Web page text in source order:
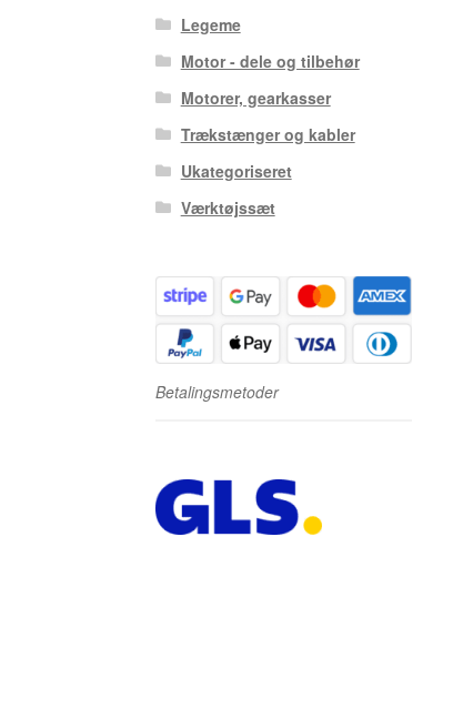
Legeme
Motor - dele og tilbehør
Motorer, gearkasser
Trækstænger og kabler
Ukategoriseret
Værktøjssæt
Betalingsmetoder